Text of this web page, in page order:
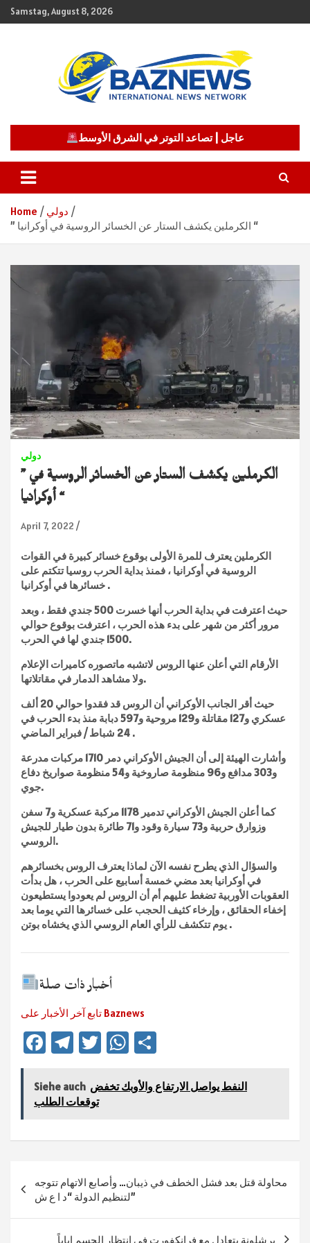
Skip
to
Samstag, August 8, 2026
BAZNEWS
عاجل | تصاعد التوتر في الشرق الأوسط
Home
دولي
” الكرملين يكشف الستار عن الخسائر الروسية في أوكرانيا “
دولي
” الكرملين يكشف الستار عن الخسائر الروسية في
أوكرانيا “
April 7, 2022
الكرملين يعترف للمرة الأولى بوقوع خسائر كبيرة في القوات
الروسية في أوكرانيا ، فمنذ بداية الحرب روسيا تتكتم على
خسائرها في أوكرانيا .
حيث اعترفت في بداية الحرب أنها خسرت 500 جندي فقط ، وبعد
مرور أكثر من شهر على بدء هذه الحرب ، اعترفت بوقوع حوالي
1500 جندي لها في الحرب.
الأرقام التي أعلن عنها الروس لاتشبه ماتصوره كاميرات الإعلام
ولا مشاهد الدمار في مقاتلاتها.
حيث أقر الجانب الأوكراني أن الروس قد فقدوا حوالي 20 ألف
عسكري و127 مقاتلة و129 مروحية و597 دبابة منذ بدء الحرب في
24 شباط / فبراير الماضي .
وأشارت الهيئة إلى أن الجيش الأوكراني دمر 1710 مركبات مدرعة
و303 مدافع و96 منظومة صاروخية و54 منظومة صواريخ دفاع
جوي.
كما أعلن الجيش الأوكراني تدمير 1178 مركبة عسكرية و7 سفن
وزوارق حربية و73 سيارة وقود و71 طائرة بدون طيار للجيش
الروسي.
والسؤال الذي يطرح نفسه الآن لماذا يعترف الروس بخسائرهم
في أوكرانيا بعد مضي خمسة أسابيع على الحرب ، هل بدأت
العقوبات الأوربية تضغط عليهم أم أن الروس لم يعودوا يستطيعون
إخفاء الحقائق ، وإرخاء كثيف الحجب على خسائرها التي يوما بعد
يوم تتكشف للرأي العام الروسي الذي يخشاه بوتن .
أخبار ذات صلة
تابع آخر الأخبار على Baznews
Fa
b
o
Te
gr
a
T
tt
W
at n
Siehe auch النفط يواصل الارتفاع والأوبك تخفض
توقعات الطلب
محاولة قتل بعد فشل الخطف في ذيبان… وأصابع الاتهام تتوجه
لتنظيم الدولة “د ا ع ش”
برشلونة يتعادل مع فرانكفورت في انتظار الحسم إياباً